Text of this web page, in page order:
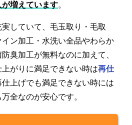
増えています。
していて、毛玉取り・毛取
ン加工・水洗い全品やわらか
臭加工が無料なのに加えて、
がりに満足できない時は再仕
上げでも満足できない時には
全なのが安心です。